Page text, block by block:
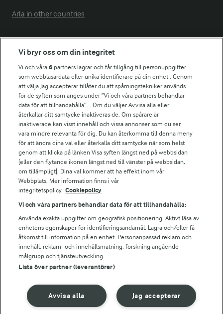
Arla in other countries
Fler Arlasajter
För ägare
Arlas kundportal
Arla.com
Falbygdens Ost
Arla webbshop
Bildbank
Följ oss
© 2026 Arla Foods
Integritetspolicy
Vi bryr oss om din integritet
Vi och våra6 partners lagrar och får tillgång till personuppgifter
som webbläsardata eller unika identifierare på din enhet . Genom
att välja Jag accepterar tillåter du att spårningstekniker används
för de syften som anges under ”Vi och våra partners behandlar
data för att tillhandahålla”. . Om du väljer Avvisa alla eller
återkallar ditt samtycke inaktiveras de. Om spårare är
inaktiverade kan visst innehåll och vissa annonser som du ser
vara mindre relevanta för dig. Du kan återkomma till denna meny
för att ändra dina val eller återkalla ditt samtycke när som helst
genom att klicka på länken Visa syften längst ned på webbsidan
[eller den flytande ikonen längst ned till vänster på webbsidan,
om tillämpligt]. Dina val kommer att ha effekt inom vår
Webbplats. Mer information finns i vår
integritetspolicy. Cookiepolicy
Vi och våra partners behandlar data för att tillhandahålla:
Använda exakta uppgifter om geografisk positionering. Aktivt läsa av
enhetens egenskaper för identifieringsändamål. Lagra och/eller få
åtkomst till information på en enhet. Personanpassad reklam och
innehåll, reklam- och innehållsmätning, forskning angående
målgrupp och tjänsteutveckling.
Lista över partner (leverantörer)
Jag accepterar
Avvisa alla